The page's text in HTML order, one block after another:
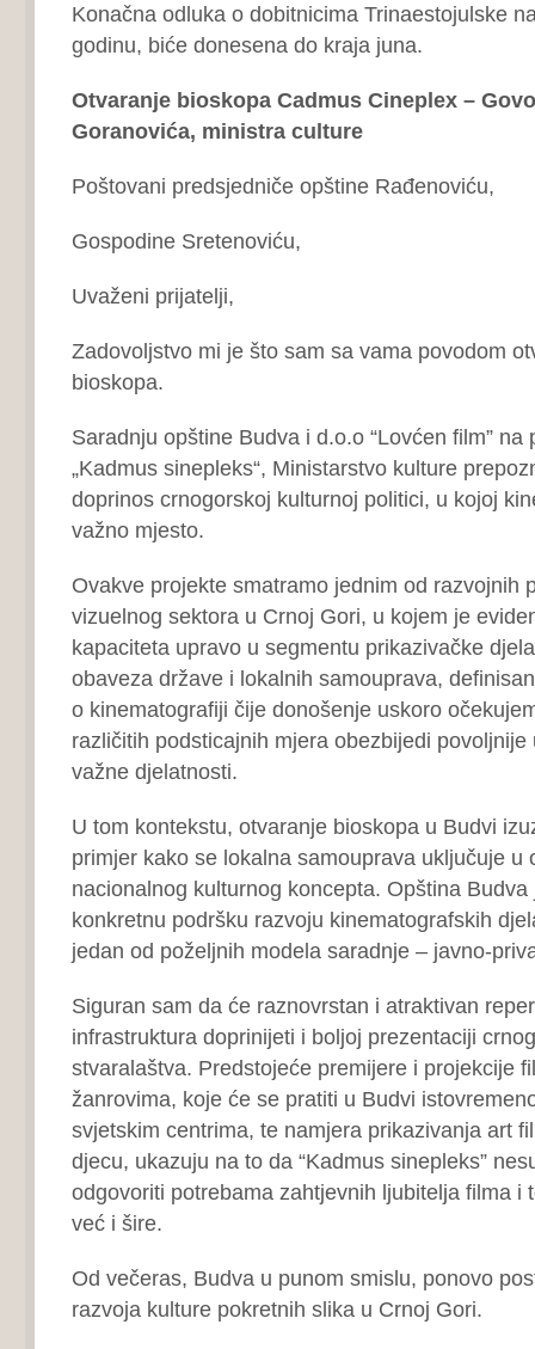
Konačna odluka o dobitnicima Trinaestojulske
godinu, biće donesena do kraja juna.
Otvaranje bioskopa Cadmus Cineplex –
Goranovića, ministra culture
Poštovani predsjedniče opštine Rađenoviću,
Gospodine Sretenoviću,
Uvaženi prijatelji,
Zadovoljstvo mi je što sam sa vama povodom
bioskopa.
Saradnju opštine Budva i d.o.o “Lovćen film” na
„Kadmus sinepleks“, Ministarstvo kulture
doprinos crnogorskoj kulturnoj politici, u kojoj
važno mjesto.
Ovakve projekte smatramo jednim od razvojnih
vizuelnog sektora u Crnoj Gori, u kojem je
kapaciteta upravo u segmentu prikazivačke
obaveza države i lokalnih samouprava,
o kinematografiji čije donošenje uskoro
različitih podsticajnih mjera obezbijedi
važne djelatnosti.
U tom kontekstu, otvaranje bioskopa u Budvi
primjer kako se lokalna samouprava uključuje u
nacionalnog kulturnog koncepta. Opština
konkretnu podršku razvoju kinematografskih
jedan od poželjnih modela saradnje – javno-
Siguran sam da će raznovrstan i atraktivan
infrastruktura doprinijeti i boljoj prezentaciji
stvaralaštva. Predstojeće premijere i projekcije
žanrovima, koje će se pratiti u Budvi
svjetskim centrima, te namjera prikazivanja art
djecu, ukazuju na to da “Kadmus sinepleks”
odgovoriti potrebama zahtjevnih ljubitelja filma i
već i šire.
Od večeras, Budva u punom smislu, ponovo
razvoja kulture pokretnih slika u Crnoj Gori.